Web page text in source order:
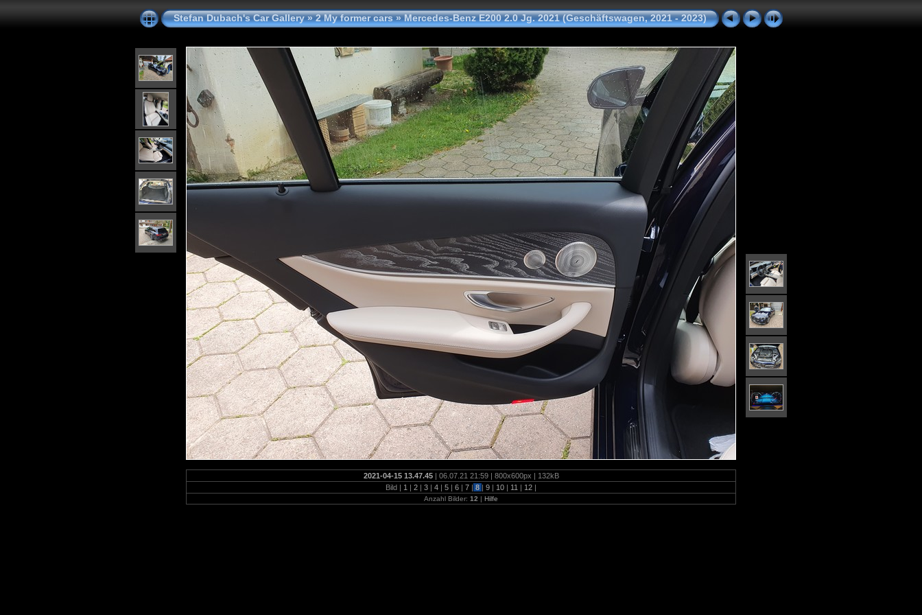
Stefan Dubach's Car Gallery»2 My former cars»Mercedes-Benz E200 2.0 Jg. 2021 (Geschäftswagen, 2021 - 2023)
2021-04-15 13.47.45| 06.07.21 21:59 | 800x600px | 132kB
Bild | 1 | 2 | 3 | 4 | 5 | 6 | 7 | 8 | 9 | 10 | 11 | 12 |
Anzahl Bilder: 12 | Hilfe